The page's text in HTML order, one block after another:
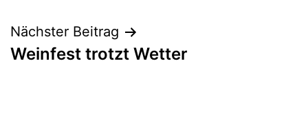
Nächster Beitrag
Weinfest trotzt Wetter